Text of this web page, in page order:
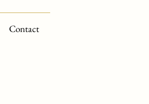
Contact